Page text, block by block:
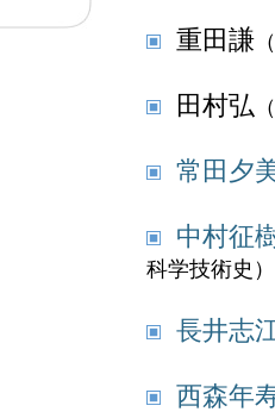
重田謙
田村弘
常田夕
中村征
科学技術史）
長井志
西森年